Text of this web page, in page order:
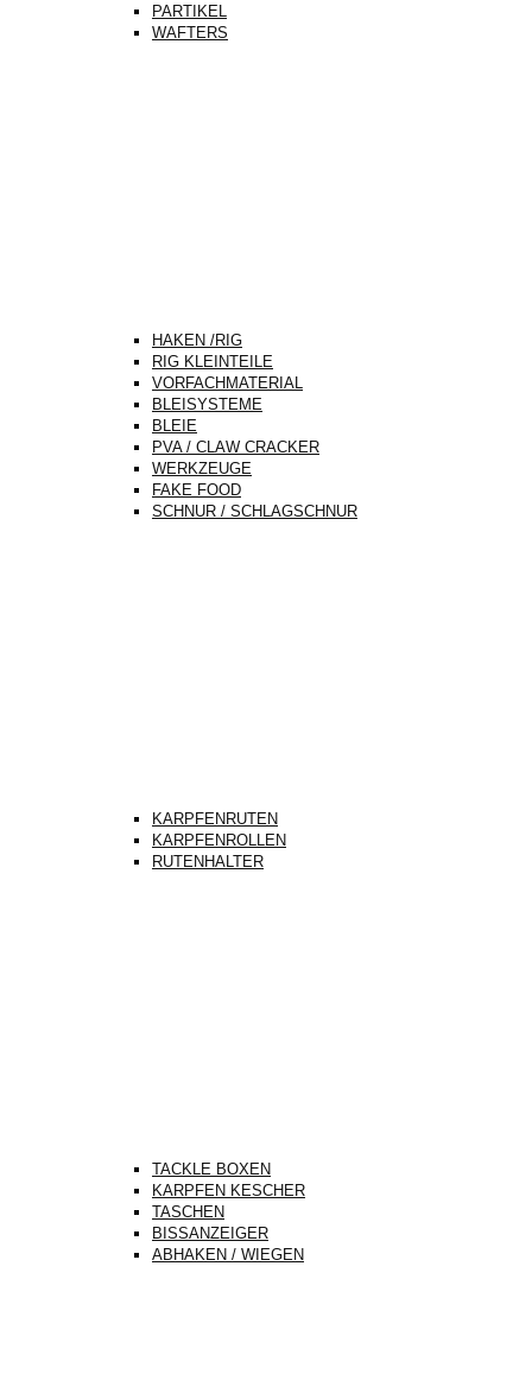
PARTIKEL
WAFTERS
HAKEN /RIG
RIG KLEINTEILE
VORFACHMATERIAL
BLEISYSTEME
BLEIE
PVA / CLAW CRACKER
WERKZEUGE
FAKE FOOD
SCHNUR / SCHLAGSCHNUR
KARPFENRUTEN
KARPFENROLLEN
RUTENHALTER
TACKLE BOXEN
KARPFEN KESCHER
TASCHEN
BISSANZEIGER
ABHAKEN / WIEGEN